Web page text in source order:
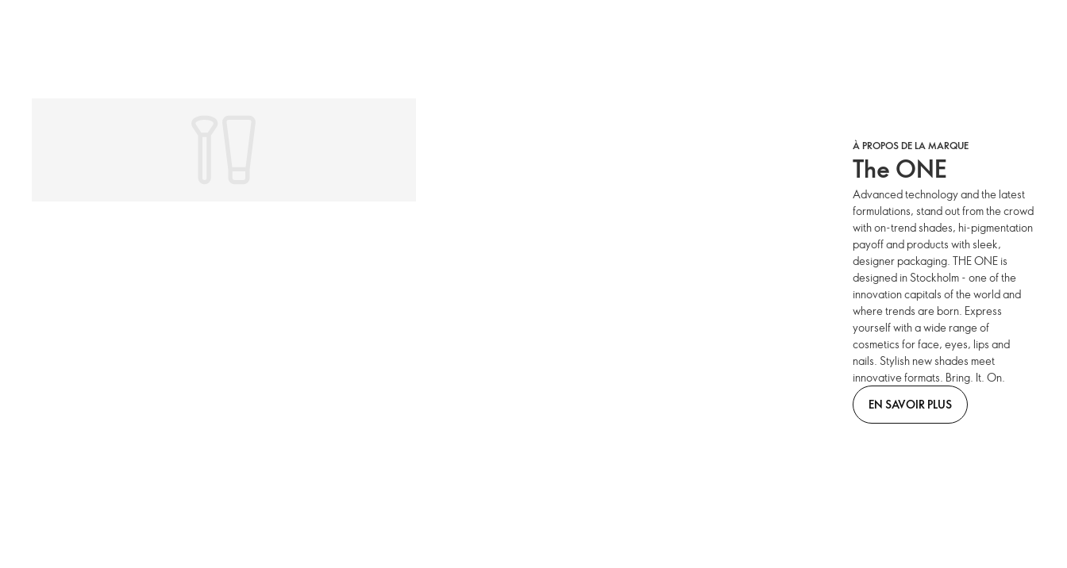
À PROPOS DE LA MARQUE
The ONE
Advanced technology and the latest
formulations, stand out from the crowd
with on-trend shades, hi-pigmentation
payoff and products with sleek,
designer packaging. THE ONE is
designed in Stockholm - one of the
innovation capitals of the world and
where trends are born. Express
yourself with a wide range of
cosmetics for face, eyes, lips and
nails. Stylish new shades meet
innovative formats. Bring. It. On.
EN SAVOIR PLUS